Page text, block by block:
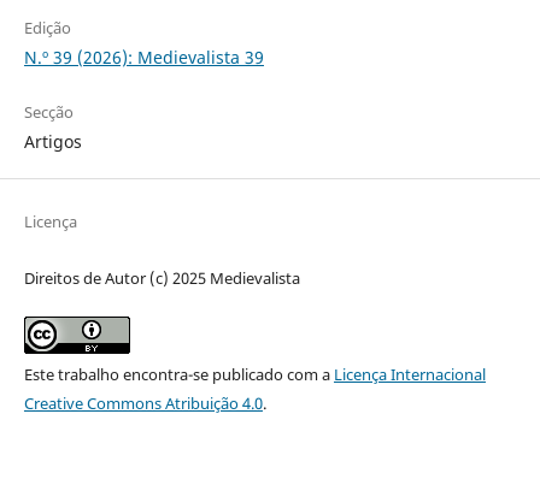
Edição
N.º 39 (2026): Medievalista 39
Secção
Artigos
Licença
Direitos de Autor (c) 2025 Medievalista
Este trabalho encontra-se publicado com a Licença Internacional
Creative Commons Atribuição 4.0.